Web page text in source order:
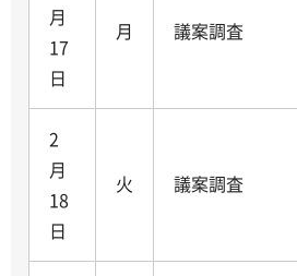
月
17
日
月 議案調査
2
月
18
日
火 議案調査